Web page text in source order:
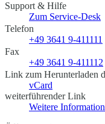
Support & Hilfe
Zum Service-Desk
Telefon
+49 3641 9-411111
Fax
+49 3641 9-411112
Link zum Herunterladen
vCard
weiterführender Link
Weitere